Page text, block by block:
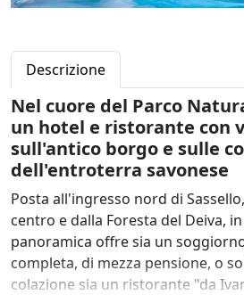
Descrizione
Nel cuore del Parco
un hotel e ristorante con
sull'antico borgo e sulle
dell'entroterra savonese
Posta all'ingresso nord di
centro e dalla Foresta del Deiva,
panoramica offre sia un
completa, di mezza pensione, o
colazione sia un ristorante "da